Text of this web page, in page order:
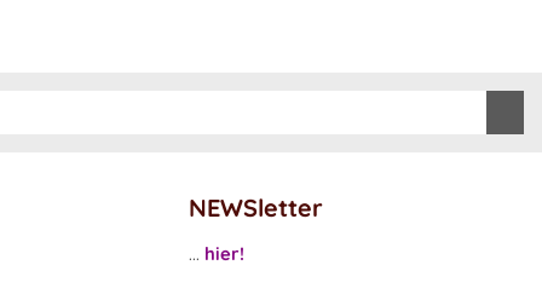
NEWSletter
... hier!